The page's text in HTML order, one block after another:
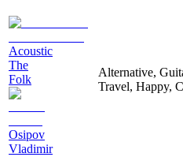
Acoustic
The
Folk
Osipov
Vladimir
Alternative,
Travel, Happy,